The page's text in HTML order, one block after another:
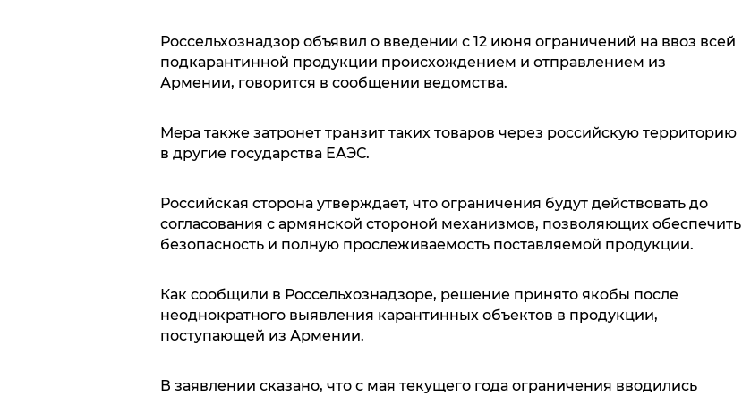
Россельхознадзор объявил о введении с 12 июня ограничений на ввоз всей
подкарантинной продукции происхождением и отправлением из
Армении, говорится в сообщении ведомства.
Мера также затронет транзит таких товаров через российскую территорию
в другие государства ЕАЭС.
Российская сторона утверждает, что ограничения будут действовать до
согласования с армянской стороной механизмов, позволяющих обеспечить
безопасность и полную прослеживаемость поставляемой продукции.
Как сообщили в Россельхознадзоре, решение принято якобы после
неоднократного выявления карантинных объектов в продукции,
поступающей из Армении.
В заявлении сказано, что с мая текущего года ограничения вводились